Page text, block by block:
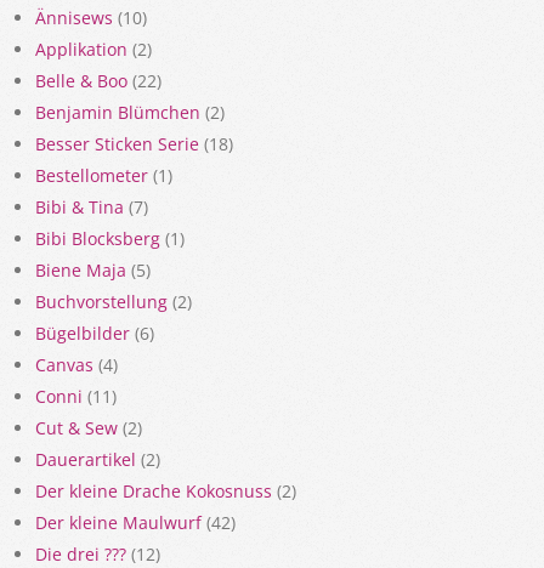
Ännisews (10)
Applikation (2)
Belle & Boo (22)
Benjamin Blümchen (2)
Besser Sticken Serie (18)
Bestellometer (1)
Bibi & Tina (7)
Bibi Blocksberg (1)
Biene Maja (5)
Buchvorstellung (2)
Bügelbilder (6)
Canvas (4)
Conni (11)
Cut & Sew (2)
Dauerartikel (2)
Der kleine Drache Kokosnuss (2)
Der kleine Maulwurf(42)
Die drei ??? (12)